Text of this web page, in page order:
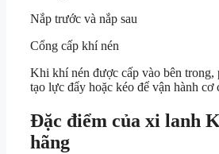
Nắp trước và nắp sau
Cổng cấp khí nén
Khi khí nén được cấp vào bên trong,
tạo lực đẩy hoặc kéo để vận hành cơ
Đặc điểm của xi lanh
hãng